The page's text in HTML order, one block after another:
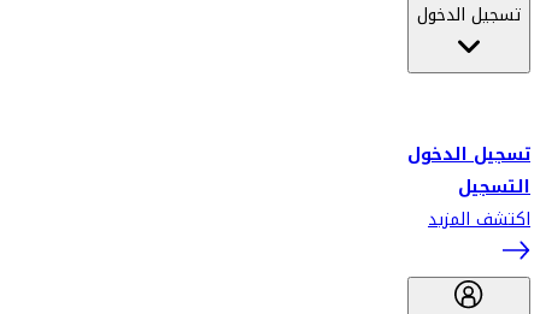
تسجيل الدخول
تسجيل الدخول
التسجيل
اكتشف المزيد